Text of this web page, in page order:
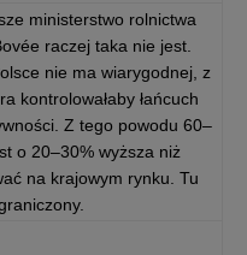
ministerstwo rolnictwa
raczej taka nie jest.
nie ma wiarygodnej, z
kontrolowałaby łańcuch
Z tego powodu 60–
o 20–30% wyższa niż
na krajowym rynku. Tu